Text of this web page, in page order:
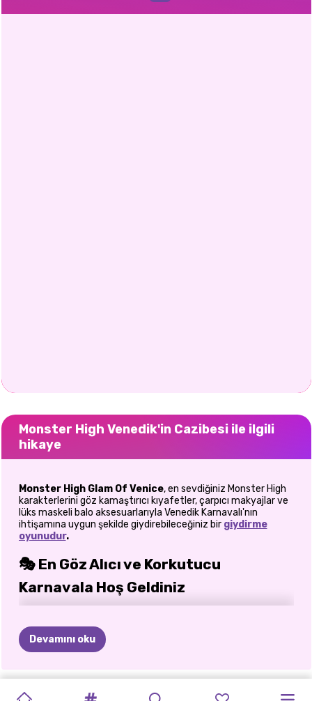
Monster High Venedik'in Cazibesi ile ilgili
hikaye
Monster High Glam Of Venice, en sevdiğiniz Monster High
karakterlerini göz kamaştırıcı kıyafetler, çarpıcı makyajlar ve
lüks maskeli balo aksesuarlarıyla Venedik Karnavalı'nın
ihtişamına uygun şekilde giydirebileceğiniz bir giydirme
oyunudur.
🎭 En Göz Alıcı ve Korkutucu
Karnavala Hoş Geldiniz
girmeye hazır olun! Kızlar için tasarlanmış bu giydirme
oyununda, Venedik Karnavalının büyülü atmosferine adım
atabilir ve ikonik Monster High hayaletlerini nefes kesen
dokunuşla modayı seviyorsanız, bu oyun en iyi şekilde
Devamını oku
CANAVAR
MAKYAJ MARINETTE
UĞUR KIZLAR ELLIE'NIN